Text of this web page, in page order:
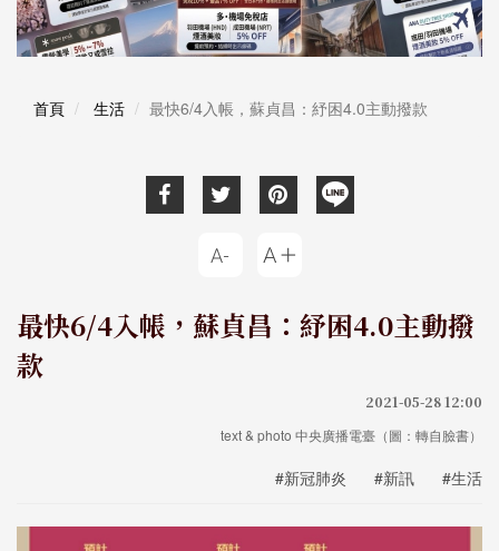
首頁 生活 最快6/4入帳，蘇貞昌：紓困4.0主動撥款
最快6/4入帳，蘇貞昌：紓困4.0主動撥
款
2021-05-28 12:00
text & photo 中央廣播電臺（圖：轉自臉書）
#新冠肺炎 #新訊 #生活